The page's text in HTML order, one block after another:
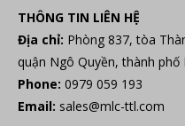
THÔNG TIN LIÊN HỆ
Địa chỉ: Phòng 837, tòa
quận Ngô Quyền, thành phố
Phone: 0979 059 193
Email: sales@mlc-ttl.com